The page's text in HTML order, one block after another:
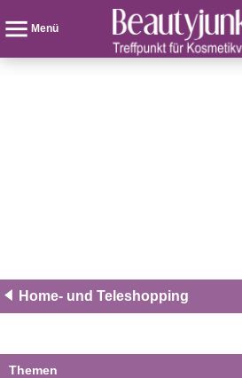
Menü
Home- und Teleshopping
Themen